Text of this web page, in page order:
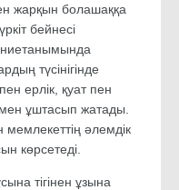
жарқын болашаққа
бейнесі
түсінігінде
ерлік, қуат пен
ұштасып жатады.
мемлекеттің әлемдік
көрсетеді.
тігінен ұзына